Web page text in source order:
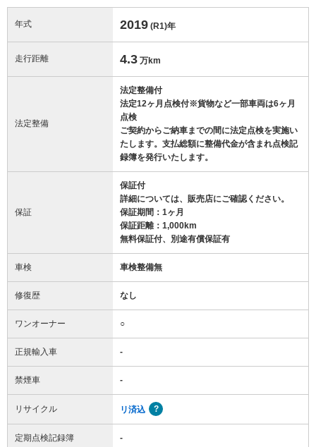
年式 2019 (R1)年
走行距離 4.3 万km
法定整備
法定整備付
法定12ヶ月点検付※貨物など一部車両は6ヶ月
点検
ご契約からご納車までの間に法定点検を実施い
たします。支払総額に整備代金が含まれ点検記
録簿を発行いたします。
保証
保証付
詳細については、販売店にご確認ください。
保証期間：1ヶ月
保証距離：1,000km
無料保証付、別途有償保証有
車検 車検整備無
修復歴 なし
ワンオーナー ○
正規輸入車 -
禁煙車 -
リサイクル リ済込
定期点検記録簿 -